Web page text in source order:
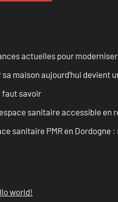
actuelles pour
maison aujourd’hui
faut savoir
sanitaire accessible en
sanitaire PMR en Dordogne
world!